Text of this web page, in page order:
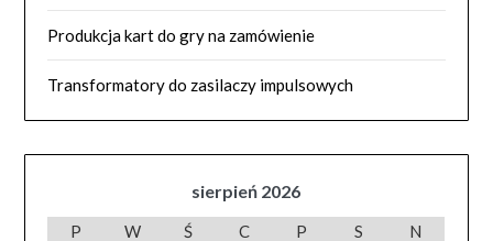
Produkcja kart do gry na zamówienie
Transformatory do zasilaczy impulsowych
sierpień 2026
P W Ś C P S
N